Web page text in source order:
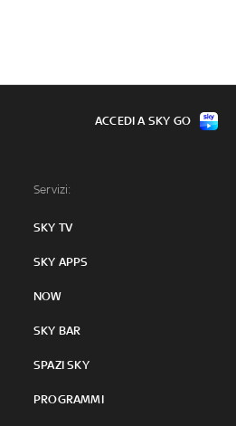
Servizi:
SKY TV
SKY APPS
NOW
SKY BAR
SPAZI SKY
PROGRAMMI
ACCEDI A SKY GO